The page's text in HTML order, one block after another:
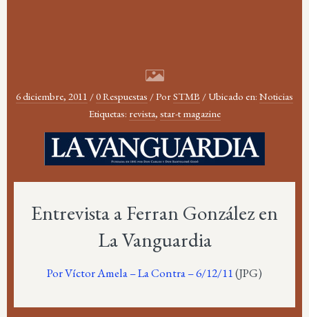
6 diciembre, 2011 /0 Respuestas /PorSTMB / Ubicado en: Noticias
Etiquetas: revista, star-t magazine
Entrevista a Ferran González en
La Vanguardia
Por Víctor Amela – La Contra – 6/12/11(JPG)